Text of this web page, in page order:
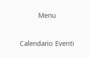
Menu
Calendario Eventi